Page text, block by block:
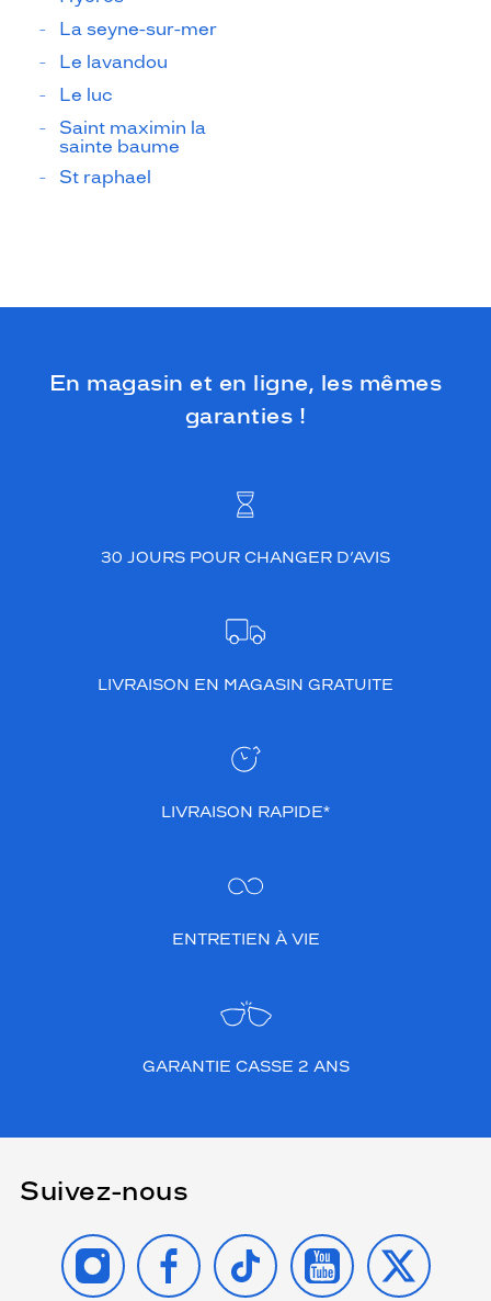
La seyne-sur-mer
Le lavandou
Le luc
Saint maximin la
sainte baume
St raphael
En magasin et en ligne, les mêmes
garanties !
30 JOURS POUR CHANGER D’AVIS
LIVRAISON EN MAGASIN GRATUITE
LIVRAISON RAPIDE*
ENTRETIEN À VIE
GARANTIE CASSE 2 ANS
Suivez-nous
INSTAGRAMFACEBOOK
TIKTOK YOUTUBE
X